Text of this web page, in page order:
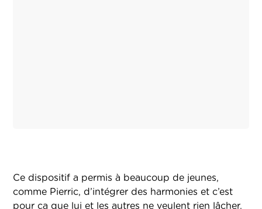
Ce dispositif a permis à beaucoup de jeunes,
comme Pierric, d’intégrer des harmonies et c’est
pour ça que lui et les autres ne veulent rien lâcher.